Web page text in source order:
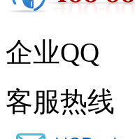
企业QQ
客服热线